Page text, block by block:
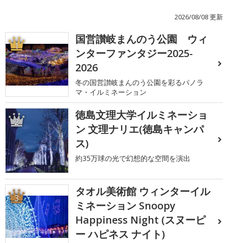
2026/08/08 更新
1
国営讃岐まんのう公園 ウィ
ンターファンタジー2025-
2026
冬の国営讃岐まんのう公園を彩るパノラ
マ・イルミネーション
2
徳島文理大学イルミネーショ
ン 文理ナリエ(徳島キャンパ
ス)
約35万球の光で幻想的な空間を演出
3
タオル美術館 ウィンターイル
ミネーション Snoopy
Happiness Night (スヌーピ
ー ハピネス ナイト)